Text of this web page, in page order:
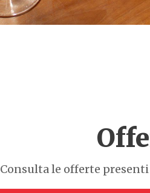
Consulta le offerte